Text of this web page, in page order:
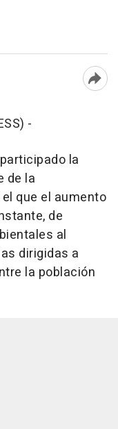
-
la
de la
que el aumento
de
al
dirigidas a
la población